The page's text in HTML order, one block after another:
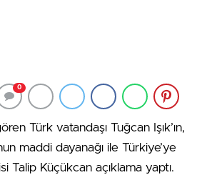
0
Türk vatandaşı Tuğcan Işık’ın,
maddi dayanağı ile Türkiye’ye
Küçükcan açıklama yaptı.